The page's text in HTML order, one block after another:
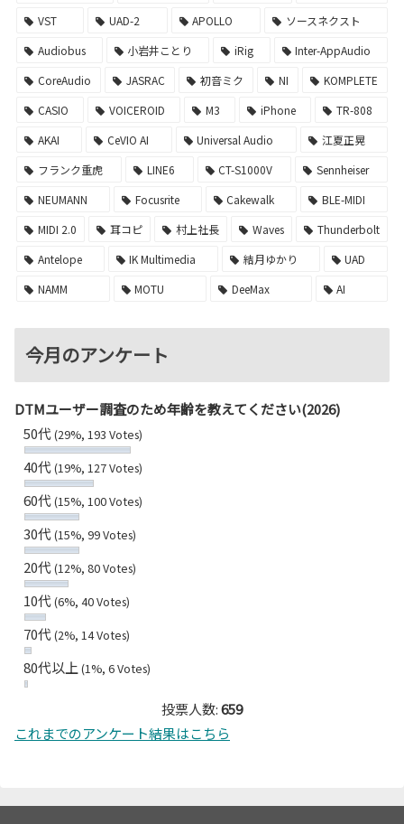
VST
UAD-2 APOLLO
ソースネクスト
Audiobus
小岩井ことり iRig
Inter-AppAudio
CoreAudio
JASRAC 初音ミク NI
KOMPLETE
CASIO
VOICEROID M3 iPhone
TR-808
AKAI
CeVIO AI Universal Audio
江夏正晃
フランク重虎
LINE6 CT-S1000V
Sennheiser
NEUMANN
Focusrite Cakewalk
BLE-MIDI
MIDI 2.0
耳コピ 村上社長 Waves
Thunderbolt
Antelope
IK Multimedia 結月ゆかり
UAD
NAMM
MOTU DeeMax AI
今月のアンケート
DTMユーザー調査のため年齢を教えてください(2026)
50代(29%, 193 Votes)
40代(19%, 127 Votes)
60代(15%, 100 Votes)
30代(15%, 99 Votes)
20代(12%, 80 Votes)
10代(6%, 40 Votes)
70代(2%, 14 Votes)
80代以上(1%, 6 Votes)
投票人数:659
これまでのアンケート結果はこちら